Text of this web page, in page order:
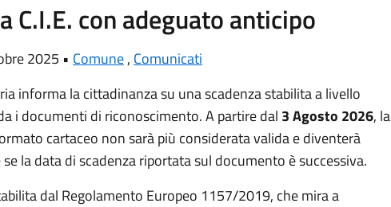
C.I.E. con adeguato anticipo
2025 • Comune, Comunicati
informa la cittadinanza su una scadenza stabilita a livello
i documenti di riconoscimento. A partire dal 3 Agosto 2026, la
cartaceo non sarà più considerata valida e diventerà
la data di scadenza riportata sul documento è successiva.
dal Regolamento Europeo 1157/2019, che mira a